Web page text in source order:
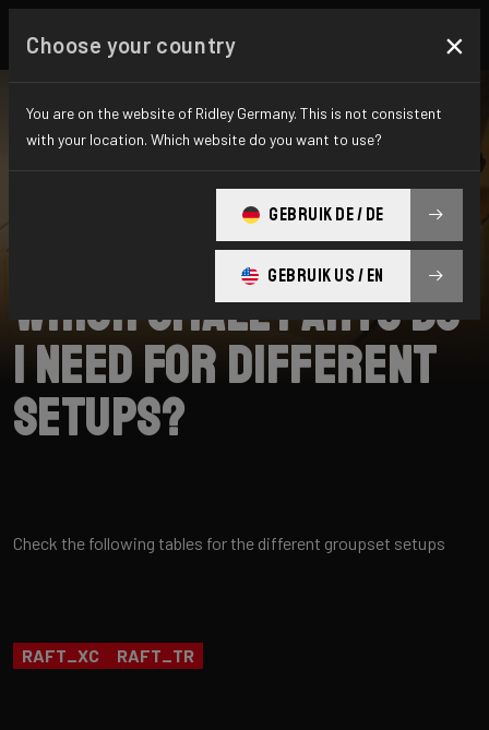
Which small parts do
I need for different
setups?
Check the following tables for the different groupset setups
RAFT_XC RAFT_TR
Choose your country ×
You are on the website of Ridley Germany. This is not consistent
with your location. Which website do you want to use?
GEBRUIK DE / DE
GEBRUIK US / EN